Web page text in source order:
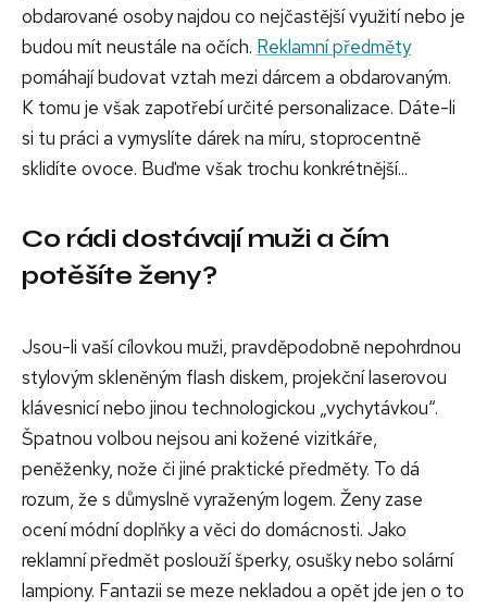
obdarované osoby najdou co nejčastější využití nebo je
budou mít neustále na očích. Reklamní předměty
pomáhají budovat vztah mezi dárcem a obdarovaným.
K tomu je však zapotřebí určité personalizace. Dáte-li
si tu práci a vymyslíte dárek na míru, stoprocentně
sklidíte ovoce. Buďme však trochu konkrétnější...
Co rádi dostávají muži a čím
potěšíte ženy?
Jsou-li vaší cílovkou muži, pravděpodobně nepohrdnou
stylovým skleněným flash diskem, projekční laserovou
klávesnicí nebo jinou technologickou „vychytávkou“.
Špatnou volbou nejsou ani kožené vizitkáře,
peněženky, nože či jiné praktické předměty. To dá
rozum, že s důmyslně vyraženým logem. Ženy zase
ocení módní doplňky a věci do domácnosti. Jako
reklamní předmět poslouží šperky, osušky nebo solární
lampiony. Fantazii se meze nekladou a opět jde jen o to